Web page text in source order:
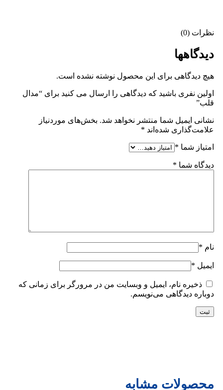
نظرات (0)
دیدگاهها
هیچ دیدگاهی برای این محصول نوشته نشده است.
اولین نفری باشید که دیدگاهی را ارسال می کنید برای “مدال
قلب”
نشانی ایمیل شما منتشر نخواهد شد. بخش‌های موردنیاز
علامت‌گذاری شده‌اند *
امتیاز شما *
دیدگاه شما *
نام *
ایمیل *
ذخیره نام، ایمیل و وبسایت من در مرورگر برای زمانی که
دوباره دیدگاهی می‌نویسم.
محصولات مشابه